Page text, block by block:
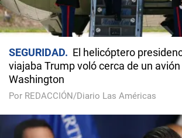
SEGURIDAD
El helicóptero
viajaba Trump voló cerca de un
Washington
Por REDACCIÓN/Diario Las Américas